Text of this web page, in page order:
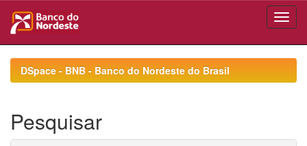
navigationDSpace - BNB - Banco do Nordeste do Brasil
Pesquisar